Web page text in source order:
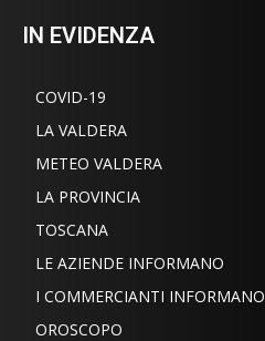
IN EVIDENZA
COVID-19
LA VALDERA
METEO VALDERA
LA PROVINCIA
TOSCANA
LE AZIENDE INFORMANO
I COMMERCIANTI INFORMANO
OROSCOPO